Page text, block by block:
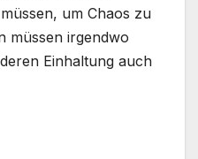
um Chaos zu
müssen irgendwo
Einhaltung auch